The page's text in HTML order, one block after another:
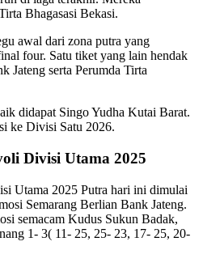
Bhagasasi Bekasi.
awal dari zona putra yang
four. Satu tiket yang lain hendak
Jateng serta Perumda Tirta
didapat Singo Yudha Kutai Barat.
ke Divisi Satu 2026.
Divisi Utama 2025
Utama 2025 Putra hari ini dimulai
Semarang Berlian Bank Jateng.
semacam Kudus Sukun Badak,
1- 3( 11- 25, 25- 23, 17- 25, 20-